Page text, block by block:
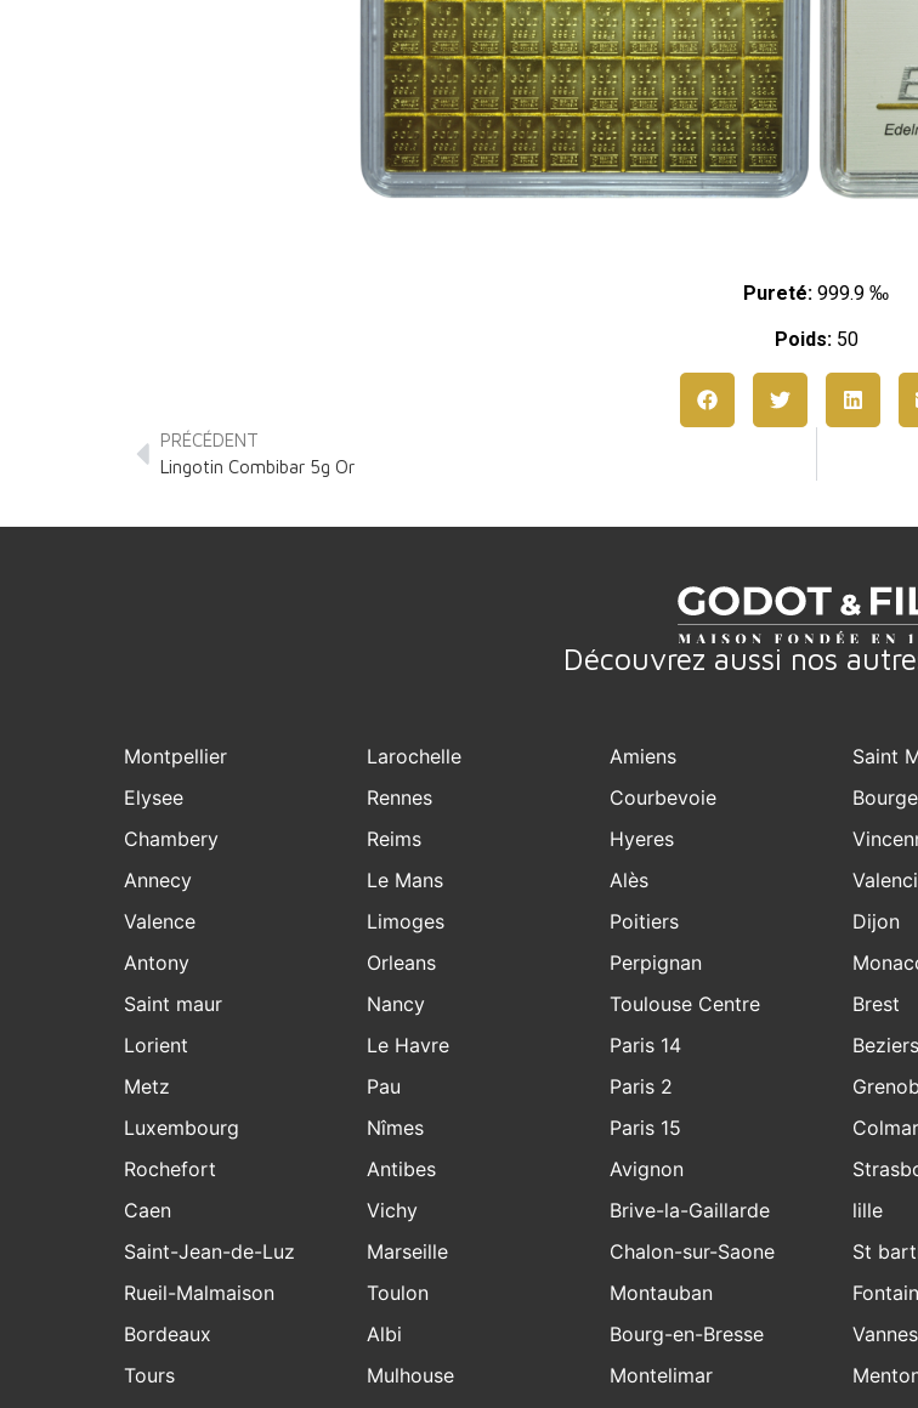
Pureté: 999.9 ‰
Poids:50
PRÉCÉDENT
Lingotin Combibar 5g Or
Découvrez aussi nos
Montpellier
Elysee
Chambery
Annecy
Valence
Antony
Saint maur
Lorient
Metz
Luxembourg
Rochefort
Larochelle
Rennes
Reims
Le Mans
Limoges
Orleans
Nancy
Le Havre
Pau
Nîmes
Antibes
Amiens
Courbevoie
Hyeres
Alès
Poitiers
Perpignan
Toulouse Centre
Paris 14
Paris 2
Paris 15
Avignon
Saint
Dijon
Brest
Beziers
Colmar
Caen
Saint-Jean-de-Luz
Rueil-Malmaison
Bordeaux
Tours
Vichy
Marseille
Toulon
Albi
Mulhouse
Brive-la-Gaillarde
Chalon-sur-Saone
Montauban
Bourg-en-Bresse
Montelimar
lille
St
Vannes